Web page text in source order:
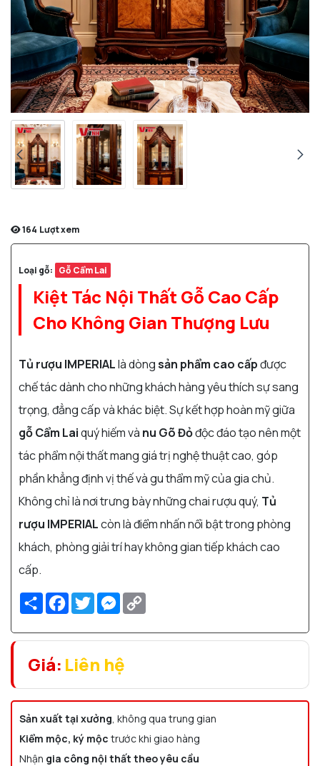
164 Lượt xem
Loại gỗ: Gỗ Cẩm Lai
Kiệt Tác Nội Thất Gỗ Cao Cấp
Cho Không Gian Thượng Lưu
Tủ rượu IMPERIALlà dòngsản phẩm cao cấpđược
chế tác dành cho những khách hàng yêu thích sự sang
trọng, đẳng cấp và khác biệt. Sự kết hợp hoàn mỹ giữa
gỗ Cẩm Laiquý hiếm và nu Gõ Đỏđộc đáo tạo nên một
tác phẩm nội thất mang giá trị nghệ thuật cao, góp
phần khẳng định vị thế và gu thẩm mỹ của gia chủ.
Không chỉ là nơi trưng bày những chai rượu quý, Tủ
rượu IMPERIALcòn là điểm nhấn nổi bật trong phòng
khách, phòng giải trí hay không gian tiếp khách cao
cấp.
Share Facebook
TwitterMessenger
Giá: Liên hệ
Sản xuất tại xưởng, không qua trung gian
Kiểm mộc, ký mộc trước khi giao hàng
Nhận gia công nội thất theo yêu cầu